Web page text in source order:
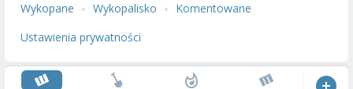
Wykopane
Wykopalisko
Komentowane
Ustawienia prywatności